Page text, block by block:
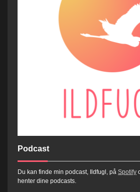
Podcast
Du kan finde min podcast, Ildfugl, på Spotify
henter dine podcasts.